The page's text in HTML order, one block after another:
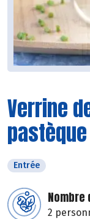
Verrine
Entrée
2